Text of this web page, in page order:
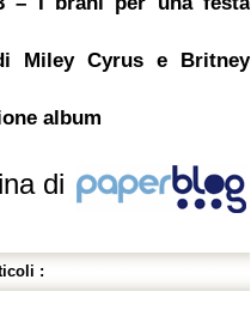
Miley Cyrus e Britney
album
di
: